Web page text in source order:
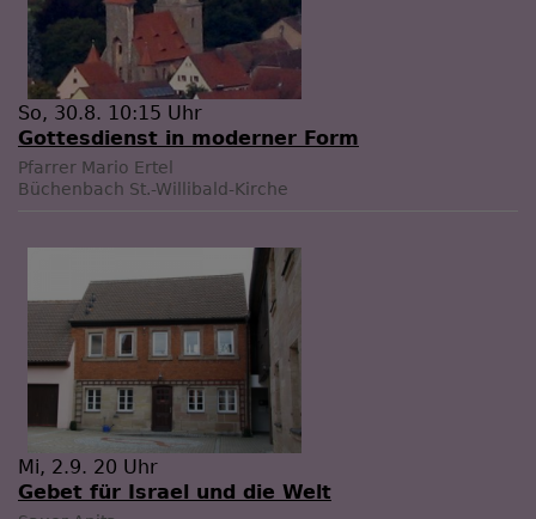
So, 30.8. 10:15 Uhr
Gottesdienst in moderner Form
Pfarrer Mario Ertel
Büchenbach St.-Willibald-Kirche
Mi, 2.9. 20 Uhr
Gebet für Israel und die Welt